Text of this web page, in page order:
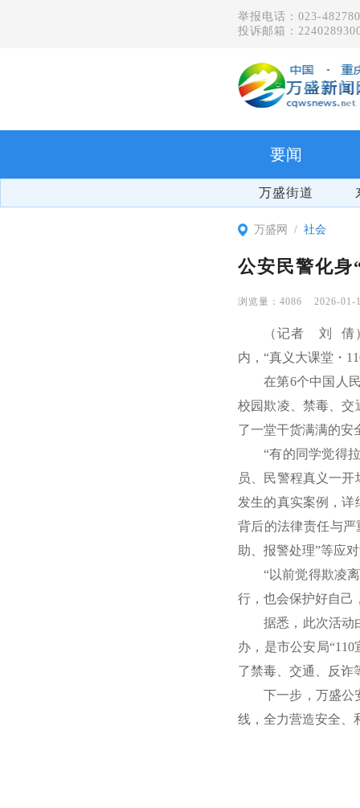
举报电话：023-
投诉邮箱：
要闻
万盛街道
万盛网 社会
公安民警化身
4086 2026-01-
（记者 刘 倩
内，“真义大课堂・
在第6个中国人
校园欺凌、禁毒、交
了一堂干货满满的安
“有的同学觉得
员、民警程真义一
发生的真实案例，
背后的法律责任与
助、报警处理”等应
“以前觉得欺凌
行，也会保护好自己
据悉，此次活动
办，是市公安局
了禁毒、交通、反诈
下一步，万盛公
线，全力营造安全、